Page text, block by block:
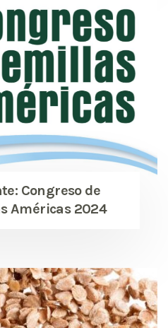
Congreso de
Américas 2024